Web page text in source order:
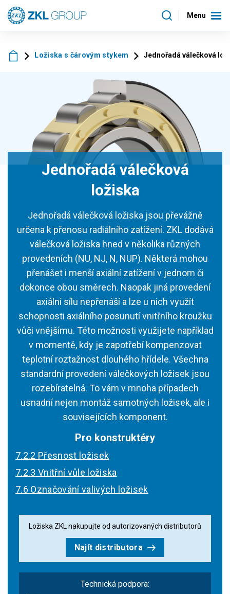
Menu
Ložiska s čárovým stykem Jednořadá válečková
Jednořadá válečková
ložiska
Jednořadá válečková ložiska jsou převážně
určena k přenosu radiálního zatížení. ZKL dodává
válečková ložiska hned v několika různých
provedeních (NU, NJ, N, NUP). Některá mohou
přenášet i menší axiální zatížení v jednom či
dokonce obou směrech. Naopak jiná provedení
axiální sílu nepřenáší a lze u nich využít
schopnosti axiálního posunutí vnitřního kroužku
vůči vnějšímu. Této možnosti využijete například
v momentě, kdy je zapotřebí kompenzovat
teplotní roztažnost dlouhého hřídele. Všechna
standardní provedení válečkových ložisek jsou
rozebíratelná. To vám v mnoha případech
usnadní nejen montáž samotných ložisek, ale i
souvisejících komponent.
Pro konstruktéry
7.2.2 Přesnost ložisek
7.2.3 Vnitřní vůle ložiska
7.6 Označování valivých ložisek
Ložiska ZKL nakupujte od autorizovaných distributorů
Najít distributora
Technická podpora: